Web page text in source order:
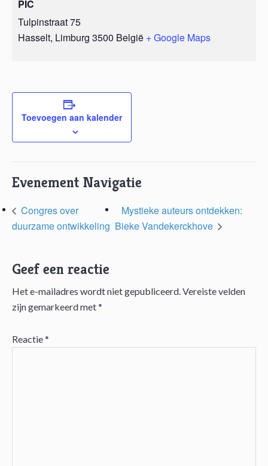
PIC
Tulpinstraat 75
Hasselt, Limburg 3500 België + Google Maps
Toevoegen aan kalender
Evenement Navigatie
Congres over
duurzame ontwikkeling
Mystieke auteurs ontdekken:
Bieke Vandekerckhove
Lees
Geef een reactie
Het e-mailadres wordt niet gepubliceerd. Vereiste velden
zijn gemarkeerd met*
Reactie*